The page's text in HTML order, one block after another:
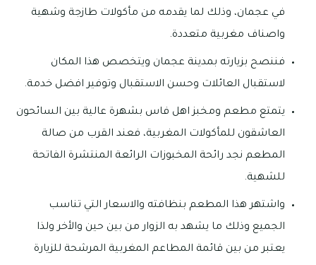
في عجمان، وذلك لما يقدمه من مأكولات طازجة وشهية
واصناف مغربية متعددة.
فننصح بزيارته بمدينة عجمان ويتخصص هذا المكان
لاستقبال العائلات وحسن الاستقبال وتوفير افضل خدمة.
يتمتع مطعم ومخبز اهل فاس بشهرة عالية بين السائحون
العاشقون للمأكولات المغربية، فعند القرب من صالة
المطعم نجد رائحة المخبوزات الرائعة المنتشرة الفاتحة
للشهية.
واشتهر هذا المطعم بنظافته والاسعار التي تناسب
الجميع وذلك ما يشهد به الزوار من بين حين والأخر ولذا
يعتبر من بين قائمة المطاعم المغربية المرشحة للزيارة